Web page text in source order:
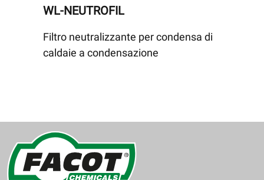
WL-NEUTROFIL
Filtro neutralizzante per condensa di
caldaie a condensazione